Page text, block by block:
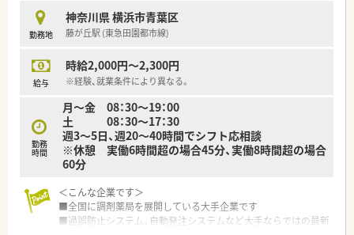
の経験も積めます。
≪こんな方に≫
■もしくは下記専門資格取得を目指したいという意欲のある方
①外来がん治療専門薬剤師
③腎臓病薬物療法専門（認定）薬剤師
④栄養サポートチーム専門療法士
⑤糖尿病薬物療法認定薬剤師
⑥がん専門薬剤師
⑦HIV感染症薬物療法認定薬剤師
勤務地
神奈川県 横浜市青葉区
藤が丘駅 (東急田園都市線)
給与
時給2,000円～2,300円
※経験、就業条件により異なる。
勤務
時間
月～金 08：30～19：00
土 08：30～17：30
週3～5日、週20～40時間でシフト応相談
※休憩 実働6時間超の場合45分、実働8時間超の場合
60分
＜こんな企業です＞
■全国に調剤薬局を展開している大手企業です
■過誤防止システム、自動発注システムなど大手ならではの最新